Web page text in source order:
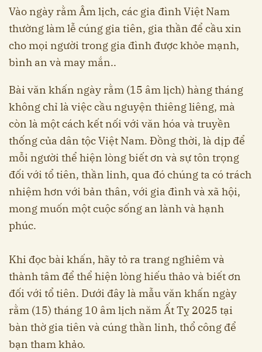
Vào ngày rằm Âm lịch, các gia đình Việt Nam
thường làm lễ cúng gia tiên, gia thần để cầu xin
cho mọi người trong gia đình được khỏe mạnh,
bình an và may mắn..
Bài văn khấn ngày rằm (15 âm lịch) hàng tháng
không chỉ là việc cầu nguyện thiêng liêng, mà
còn là một cách kết nối với văn hóa và truyền
thống của dân tộc Việt Nam. Đồng thời, là dịp để
mỗi người thể hiện lòng biết ơn và sự tôn trọng
đối với tổ tiên, thần linh, qua đó chúng ta có trách
nhiệm hơn với bản thân, với gia đình và xã hội,
mong muốn một cuộc sống an lành và hạnh
phúc.
Khi đọc bài khấn, hãy tỏ ra trang nghiêm và
thành tâm để thể hiện lòng hiếu thảo và biết ơn
đối với tổ tiên. Dưới đây là mẫu văn khấn ngày
rằm (15) tháng 10 âm lịch năm Ất Tỵ 2025 tại
bàn thờ gia tiên và cúng thần linh, thổ công để
bạn tham khảo.